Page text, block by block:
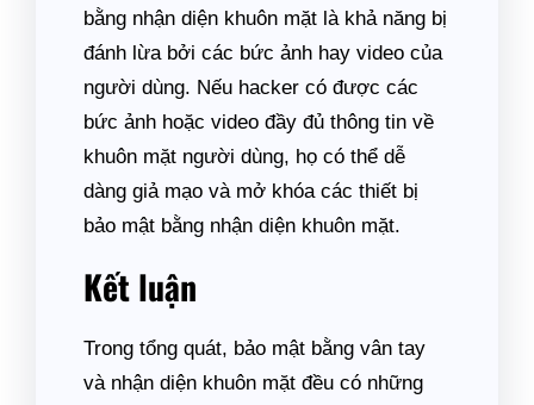
bằng nhận diện khuôn mặt là khả năng bị
đánh lừa bởi các bức ảnh hay video của
người dùng. Nếu hacker có được các
bức ảnh hoặc video đầy đủ thông tin về
khuôn mặt người dùng, họ có thể dễ
dàng giả mạo và mở khóa các thiết bị
bảo mật bằng nhận diện khuôn mặt.
Kết luận
Trong tổng quát, bảo mật bằng vân tay
và nhận diện khuôn mặt đều có những